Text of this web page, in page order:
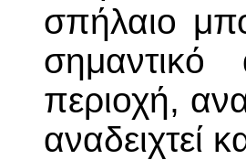
σπήλαιο
περιοχή,
αναδειχτεί